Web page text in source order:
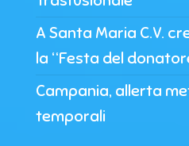
A Santa Maria C.V.
la “Festa del
Campania, allerta
temporali